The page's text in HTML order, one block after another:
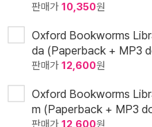
판매가 10,350원
Oxford Bookworms
da (Paperback + MP3
판매가 12,600원
Oxford Bookworms
m (Paperback + MP3
판매가 12,600원